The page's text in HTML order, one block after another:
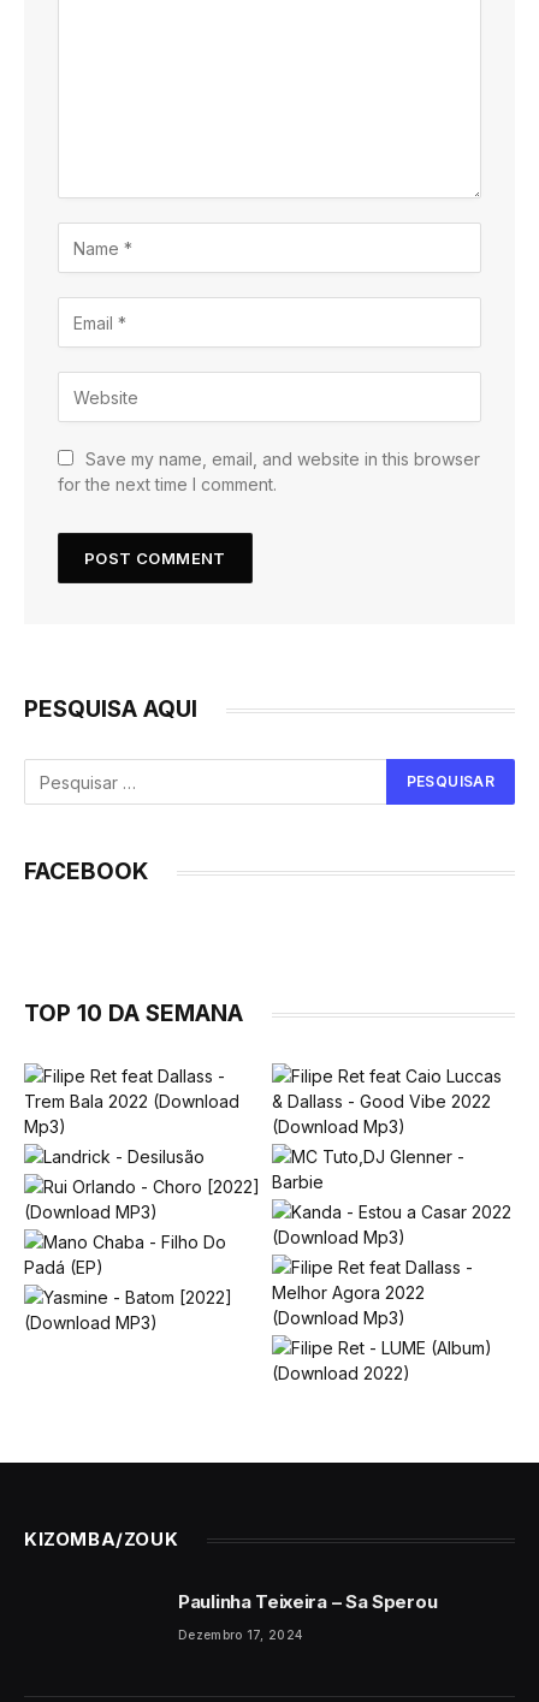
Save my name, email, and website in this browser
for the next time I comment.
PESQUISA AQUI
FACEBOOK
TOP 10 DA SEMANA
KIZOMBA/ZOUK
Paulinha Teixeira – Sa Sperou
Dezembro 17, 2024